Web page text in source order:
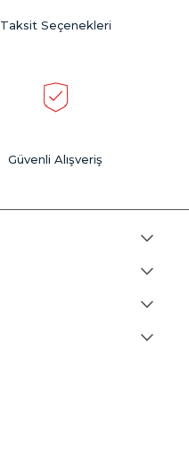
Taksit Seçenekleri
Güvenli Alışveriş